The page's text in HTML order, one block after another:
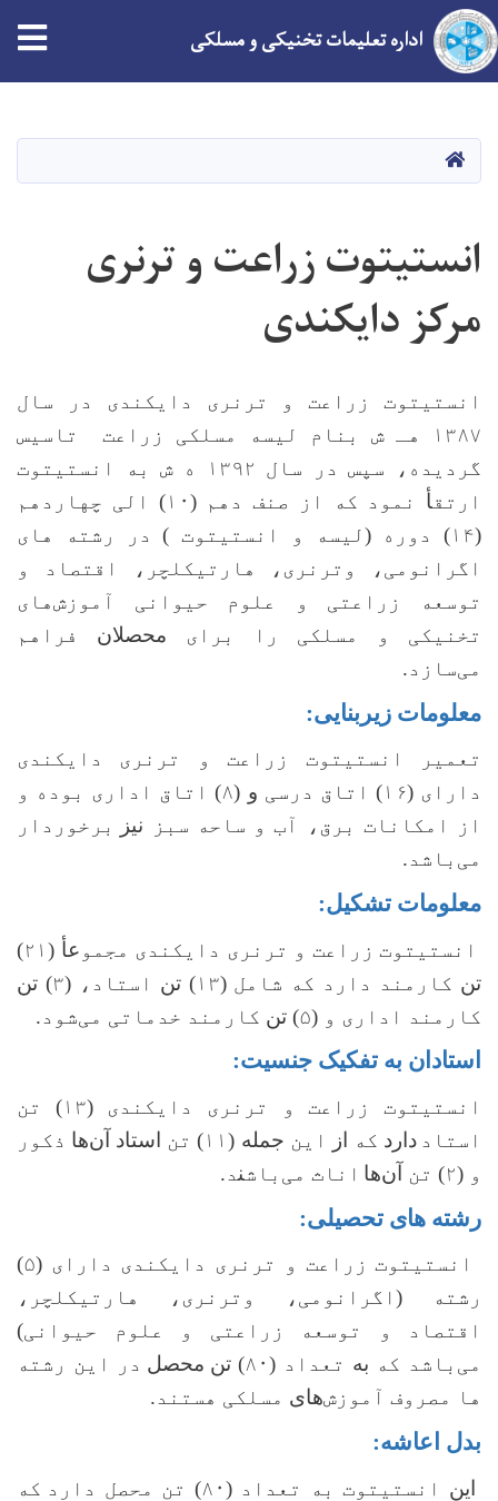
content
اداره تعلیمات تخنیکی و مسلکی
HOME
انستیتوت زراعت و ترنری
مرکز دایکندی
انستیتوت زراعت و ترنری دایکندی در سال
۱۳۸۷ هـ ش بنام لیسه مسلکی زراعت تاسیس
گردیده، سپس در سال ۱۳۹۲ ه ش به انستیتوت
ارتقأ
نمود که از صنف دهم (۱۰) الی چهاردهم
(۱۴) دوره (لیسه و انستیتوت ) در رشته های
اگرانومی، وترنری، هارتیکلچر، اقتصاد و
توسعه زراعتی و علوم حیوانی آموزش‌های
تخنیکی و مسلکی را برای محصلان فراهم‌
می‌سازد.
معلومات زیربنایی:
تعمیر انستیتوت زراعت و ترنری دایکندی
دارای (۱۶) اتاق درسی
و
(۸) اتاق اداری بوده و
از امکانات برق، آب و ساحه سبز
نیز
برخوردار
می باشد.
معلومات تشکیل:
انستیتوت زراعت و ترنری دایکندی مجمو عأ (۲۱)
تن کارمند دارد که شامل (۱۳) تن استاد، (۳)
تن
کارمند اداری و (۵)
تن کارمند خدماتی می‌شود.
استادان به تفکیک جنسیت:
انستیتوت زراعت و ترنری دایکندی (۱۳) تن
استاد دارد که از این جمله (۱۱) تن استاد آن‌ها ذکور
و (۲) تن
آن‌ها اناث می باشند.
رشته های تحصیلی:
انستیتوت زراعت و ترنری دایکندی دارای (۵)
رشته (اگرانومی، وترنری، هارتیکلچر،
اقتصاد و توسعه زراعتی و علوم حیوانی)
می‌باشد که به تعداد (۸۰) تن محصل در این رشته
ها مصروف آموزش‌های ‌ مسلکی هستند.
بدل اعاشه:
این انستیتوت به تعداد (۸۰) تن محصل دارد
که